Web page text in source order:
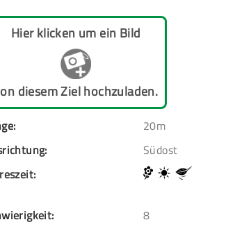
Hier klicken um ein Bild
diesem Ziel hochzuladen.
20m
Südost
8